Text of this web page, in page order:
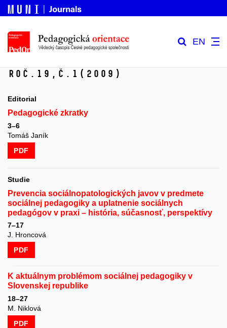
EN
Roč.19, č.1 (2009)
Editorial
Pedagogické zkratky
3–6
Tomáš Janík
PDF
Studie
Prevencia sociálnopatologických javov v predmete
sociálnej pedagogiky a uplatnenie sociálnych
pedagógov v praxi – história, súčasnosť, perspektívy
7–17
J. Hroncová
PDF
K aktuálnym problémom sociálnej pedagogiky v
Slovenskej republike
18–27
M. Niklová
PDF